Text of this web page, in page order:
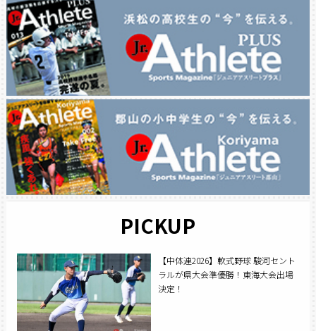
PICKUP
【中体連2026】軟式野球 駿河セント
ラルが県大会準優勝！東海大会出場
決定！